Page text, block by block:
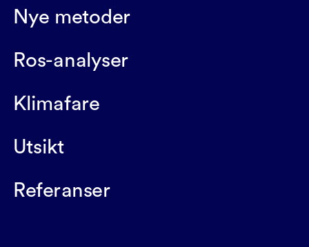
Nye metoder
Ros-analyser
Klimafare
Utsikt
Referanser